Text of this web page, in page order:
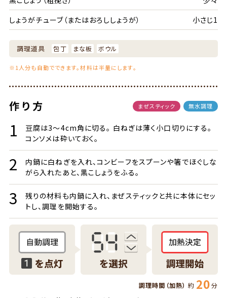
しょうがチューブ（またはおろししょうが）
小さじ1
調理道具 包丁 まな板 ボウル
※1人分も自動でできます。材料は半量にします。
作り方 まぜスティック 無水調理
豆腐は3～4cm角に切る。 白ねぎは薄く小口切りにする。
コンソメは砕いておく。
内鍋に白ねぎを入れ、コンビーフをスプーンや箸でほぐしな
がら入れたあと、黒こしょうをふる。
残りの材料も内鍋に入れ、まぜスティックと共に本体にセッ
トし、調理を開始する。
調理時間（加熱）約 20分